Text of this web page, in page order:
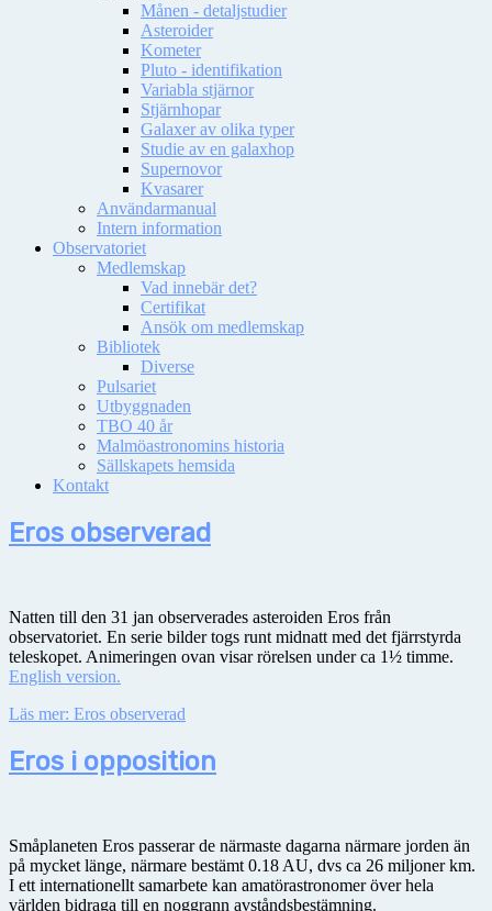
Månen - detaljstudier
Asteroider
Kometer
Pluto - identifikation
Variabla stjärnor
Stjärnhopar
Galaxer av olika typer
Studie av en galaxhop
Supernovor
Kvasarer
Användarmanual
Intern information
Observatoriet
Medlemskap
Vad innebär det?
Certifikat
Ansök om medlemskap
Bibliotek
Diverse
Pulsariet
Utbyggnaden
TBO 40 år
Malmöastronomins historia
Sällskapets hemsida
Kontakt
Eros observerad
Natten till den 31 jan observerades asteroiden Eros från
observatoriet. En serie bilder togs runt midnatt med det fjärrstyrda
teleskopet. Animeringen ovan visar rörelsen under ca 1½ timme.
English version.
Läs mer: Eros observerad
Eros i opposition
Småplaneten Eros passerar de närmaste dagarna närmare jorden än
på mycket länge, närmare bestämt 0.18 AU, dvs ca 26 miljoner km.
I ett internationellt samarbete kan amatörastronomer över hela
världen bidraga till en noggrann avståndsbestämning.